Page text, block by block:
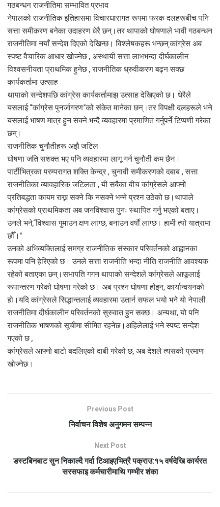
गठबन्धन राजनीतिमा सम्भावित प्रभाव
नेपालको राजनीतिक इतिहासमा विचारधारागत रूपमा फरक दलहरूबीच पनि
सत्ता समीकरण बनेका उदाहरण धेरै छन्।तर थापाको घोषणाले भावी गठबन्धन
राजनीतिमा नयाँ सन्देश दिएको देखिन्छ। विश्लेषकहरू भन्छन्:कांग्रेस अब
स्पष्ट वैचारिक आधार खोज्नेछ , अस्थायी सत्ता लाभभन्दा दीर्घकालीन
विश्वसनीयता प्राथमिक हुनेछ , राजनीतिक ध्रुवीकरण बढ्न सक्छ
कार्यकर्तामा उत्साह
थापाको सन्देशपछि कांग्रेस कार्यकर्तामाझ उत्साह देखिएको छ। धेरैले
यसलाई “कांग्रेस पुनर्जागरण”को संकेत मानेका छन्।तर विपक्षी दलहरूले भने
यसलाई भाषण मात्र हुन सक्ने भन्दै व्यवहारमा प्रमाणित गर्नुपर्ने टिप्पणी गरेका
छन्।
राजनीतिक चुनौतीहरू अझै जटिल
घोषणा जति सशक्त भए पनि व्यवहारमा लागू गर्न चुनौती कम छैन।
पार्टीभित्रका परम्परागत शक्ति केन्द्र , चुनावी समीकरणको दबाब , सत्ता
राजनीतिका व्यावहारिक जटिलता , यी सबैका बीच कांग्रेसले आफ्नो
प्रतिबद्धता कायम राख्न सक्ने कि नसक्ने भन्ने प्रश्न उठेको छ।थापाले
कांग्रेसको प्राथमिकता अब जनविश्वास पुनः स्थापित गर्नु भएको बताए।
उनले भने,“विश्वास गुमाउन क्षण लाग्छ, बनाउन वर्षौं लाग्छ। हामी त्यो यात्रामा
छौँ।”
उनको अभिव्यक्तिलाई समग्र राजनीतिक संस्कार परिवर्तनको आह्वानका
रूपमा पनि हेरिएको छ। उनले सत्ता राजनीति भन्दा नीति राजनीति आवश्यक
रहेको बताएका छन्।सभापति गगन थापाको सन्देशले कांग्रेसले आफूलाई
रूपान्तरण गरेको घोषणा गरेको छ। अब प्रश्न घोषणा होइन, कार्यान्वयनको
हो।यदि कांग्रेसले सिद्धान्तलाई व्यवहारमा उतार्न सफल भयो भने यो नेपाली
राजनीतिमा दीर्घकालीन परिवर्तनको सुरुवात हुन सक्छ। अन्यथा, यो पनि
राजनीतिक भाषणको सूचीमा सीमित रहनेछ।अहिलेलाई भने स्पष्ट सन्देश
गएको छ ,
कांग्रेसले आफ्नो बाटो बदलिएको दाबी गरेको छ, अब देशले त्यसको प्रमाण
खोज्नेछ।
Previous Post
निर्वाचन विशेष अनुगमन सम्पन्न
Next Post
डस्टबिनबाट सुन निकाल्दै गर्दा टिआइएभित्रै पक्राउ:१५ वर्षदेखि कार्यरत
सरसफाइ कर्मचारीमाथि गम्भीर शंका